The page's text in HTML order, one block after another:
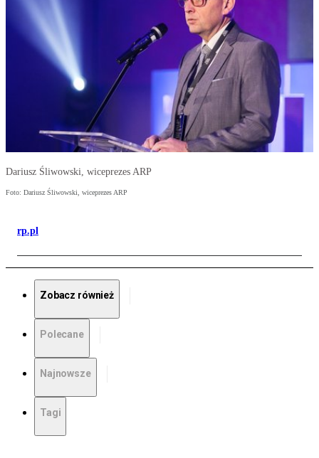
Dariusz Śliwowski, wiceprezes ARP
Foto: Dariusz Śliwowski, wiceprezes ARP
rp.pl
Zobacz również
Polecane
Najnowsze
Tagi